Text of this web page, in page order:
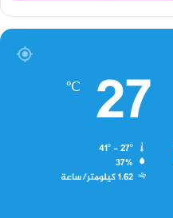
27
℃
37%
1.62 كيلومتر/ساعة